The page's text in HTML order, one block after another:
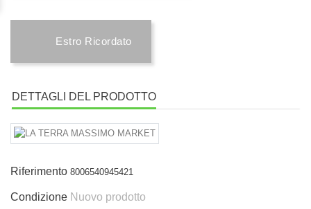
Estro Ricordato
DETTAGLI DEL PRODOTTO
Riferimento 8006540945421
Condizione Nuovo prodotto